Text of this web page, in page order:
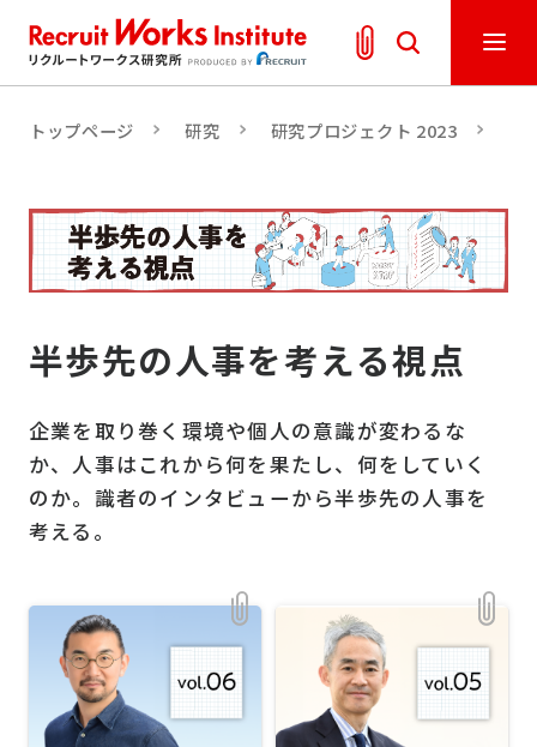
トップページ 研究 研究プロジェクト 2023
半歩先の人事を考える視点
企業を取り巻く環境や個人の意識が変わるな
か、人事はこれから何を果たし、何をしていく
のか。識者のインタビューから半歩先の人事を
考える。